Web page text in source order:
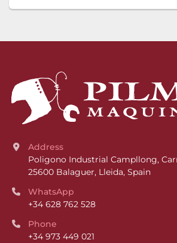
Address
Poligono Industrial Campllong,
25600 Balaguer, Lleida, Spain
WhatsApp
+34 628 762 528
Phone
+34 973 449 021